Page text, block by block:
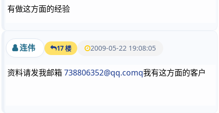
有做这方面的经验
连伟 17 楼 2009-05-22 19:08:05
资料请发我邮箱738806352@qq.comq我有这方面的客户